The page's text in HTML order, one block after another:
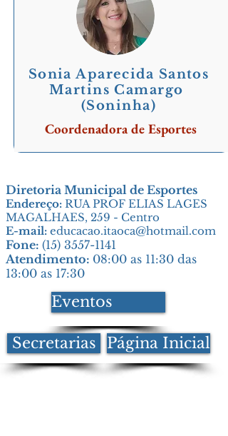
Sonia Aparecida Santos
Martins Camargo
(Soninha)
Coordenadora de Esportes
Diretoria Municipal de Esportes
Endereço: RUA PROF ELIAS LAGES
MAGALHAES, 259 - Centro
E-mail: educacao.itaoca@hotmail.com
Fone: (15) 3557-1141
Atendimento: 08:00 as 11:30 das
13:00 as 17:30
Eventos
Secretarias Página Inicial